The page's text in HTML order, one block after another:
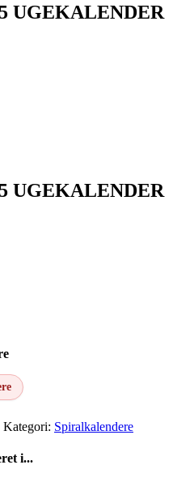
UGEKALENDER
UGEKALENDER
Kategori: Spiralkalendere
i...